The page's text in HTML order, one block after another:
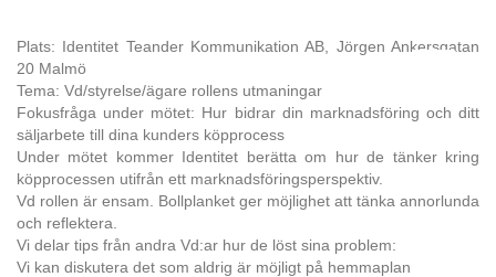
Plats: Identitet Teander Kommunikation AB, Jörgen Ankersgatan
20 Malmö
Tema: Vd/styrelse/ägare rollens utmaningar
Fokusfråga under mötet: Hur bidrar din marknadsföring och ditt
säljarbete till dina kunders köpprocess
Under mötet kommer Identitet berätta om hur de tänker kring
köpprocessen utifrån ett marknadsföringsperspektiv.
Vd rollen är ensam. Bollplanket ger möjlighet att tänka annorlunda
och reflektera.
Vi delar tips från andra Vd:ar hur de löst sina problem:
Vi kan diskutera det som aldrig är möjligt på hemmaplan